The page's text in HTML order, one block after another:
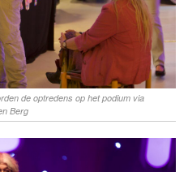
de optredens op het podium via
Berg